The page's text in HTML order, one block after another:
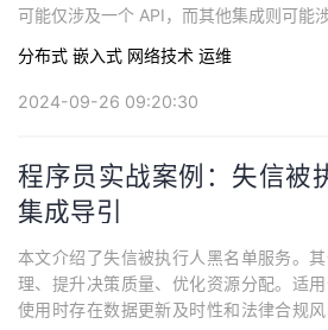
可能仅涉及一个 API，而其他集成则可能
分布式 嵌入式 网络技术 运维
2024-09-26 09:20:30
程序员实战案例：失信被
集成导引
本文介绍了失信被执行人黑名单服务。
理、提升决策质量、优化资源分配。适用
使用时存在数据更新及时性和法律合规